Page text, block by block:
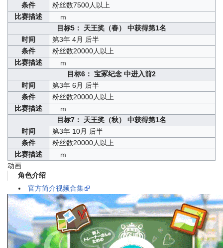
条件
粉丝数7500人以上
比赛描述
m
目标5： 天王奖（春） 中获得第1名
时间
第3年 4月 后半
条件
粉丝数20000人以上
比赛描述
m
目标6： 宝冢纪念 中进入前2
时间
第3年 6月 后半
条件
粉丝数20000人以上
比赛描述
m
目标7： 天王奖（秋） 中获得第1名
时间
第3年 10月 后半
条件
粉丝数20000人以上
比赛描述
m
动画
角色介绍
官方简介视频合集